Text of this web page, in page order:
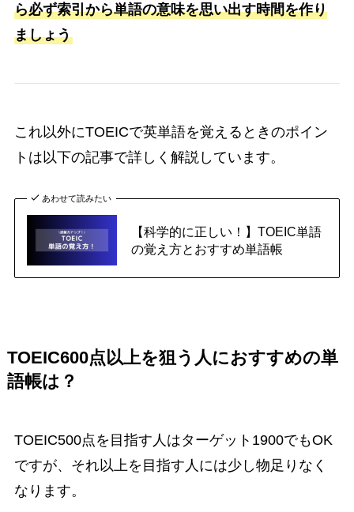
ら必ず索引から単語の意味を思い出す時間を作り
ましょう
これ以外にTOEICで英単語を覚えるときのポイン
トは以下の記事で詳しく解説しています。
あわせて読みたい
【科学的に正しい！】TOEIC単語
の覚え方とおすすめ単語帳
TOEIC600点以上を狙う人におすすめの単
語帳は？
TOEIC500点を目指す人はターゲット1900でもOK
ですが、それ以上を目指す人には少し物足りなく
なります。